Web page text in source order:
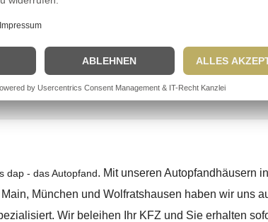
Benz C200 K – Kfz-Versteigerung am
dap - das Autopfand. Mit unseren Autopfandhäusern in
München und Wolfratshausen haben wir uns
Wir beleihen Ihr KFZ und Sie erhalten